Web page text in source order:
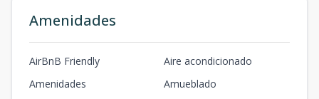
Amenidades
AirBnB Friendly
Aire acondicionado
Amenidades
Amueblado